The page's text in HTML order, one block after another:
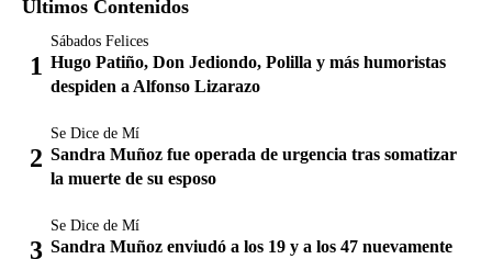
Últimos Contenidos
Sábados Felices
Hugo Patiño, Don Jediondo, Polilla y más humoristas
despiden a Alfonso Lizarazo
Se Dice de Mí
Sandra Muñoz fue operada de urgencia tras somatizar
la muerte de su esposo
Se Dice de Mí
Sandra Muñoz enviudó a los 19 y a los 47 nuevamente